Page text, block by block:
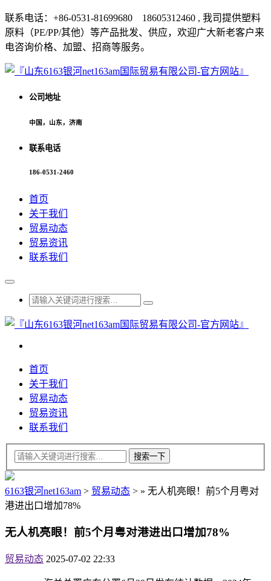
联系电话：+86-0531-81699680 18605312460 , 我司提供塑料
原料（PE/PP/其他）等产品批发、供应，欢迎广大新老客户来
电咨询价格、加盟、招商等服务。
公司地址
中国，山东，济南
联系电话
186-0531-2460
首页
关于我们
贸易动态
贸易资讯
联系我们
首页
关于我们
贸易动态
贸易资讯
联系我们
6163银河net163am > 贸易动态 > » 无人机亮眼！前5个月粤对
港进出口增加78%
无人机亮眼！前5个月粤对港进出口增加78%
贸易动态 2025-07-02 22:33